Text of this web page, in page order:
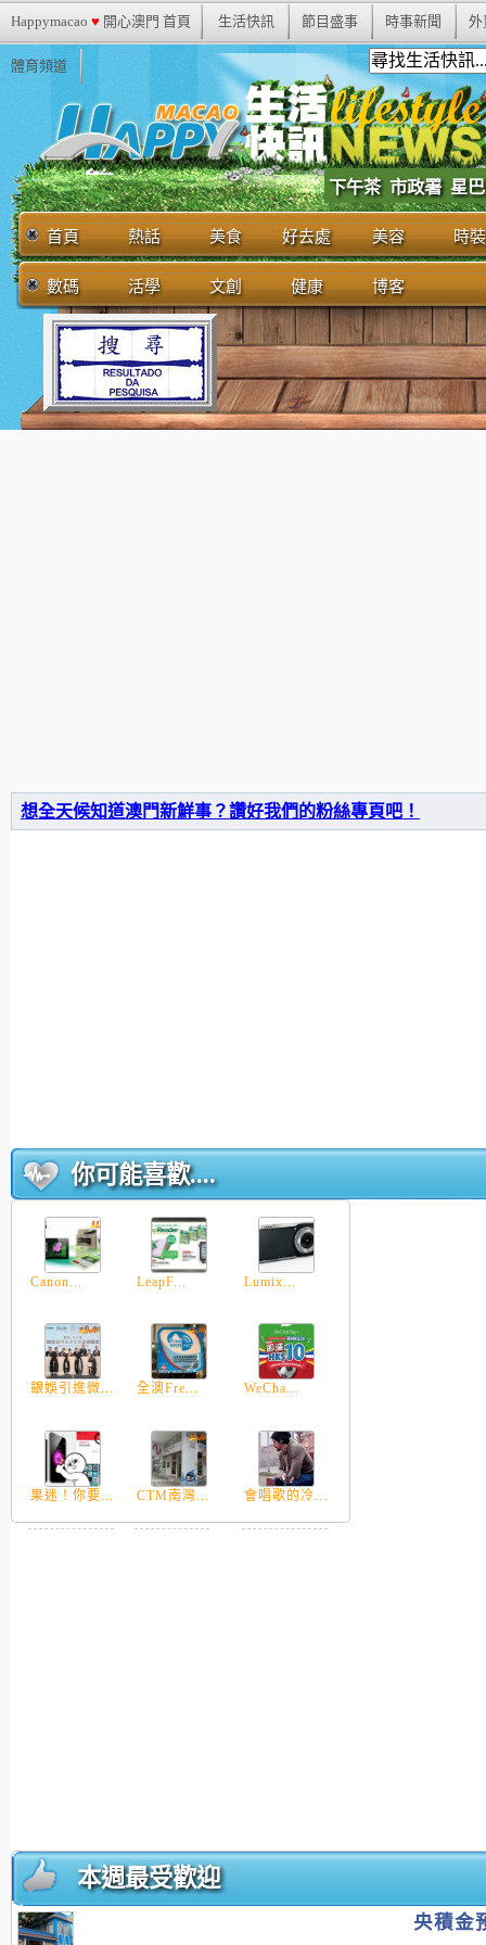
Happymacao ♥ 開心澳門 首頁 生活快訊 節目盛事 時事新聞 外
體育頻道
下午茶 市政署 星
首頁 熱話 美食 好去處 美容 時裝
數碼 活學 文創 健康 博客
想全天候知道澳門新鮮事？讚好我們的粉絲專頁吧！
你可能喜歡....
Canon... LeapF... Lumix...
銀娛引進微... 全澳Fre... WeCha...
果迷！你要... CTM南灣... 會唱歌的冷...
本週最受歡迎
央積金